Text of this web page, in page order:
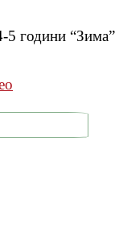
5 години “Зима”